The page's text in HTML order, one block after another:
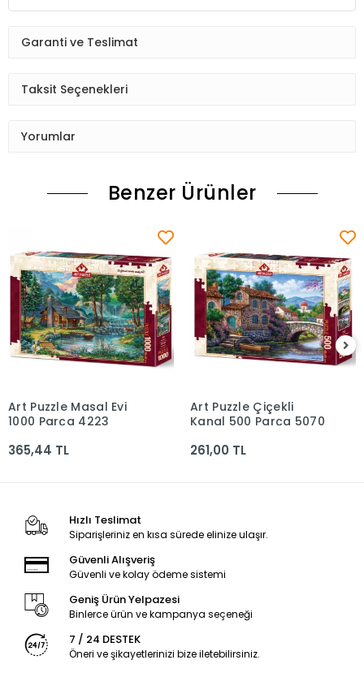
Garanti ve Teslimat
Taksit Seçenekleri
Yorumlar
Benzer Ürünler
Sepete Ekle
Art Puzzle Masal Evi
1000 Parça 4223
365,44 TL
Sepete Ekle
Art Puzzle Çiçekli
Kanal 500 Parça 5070
261,00 TL
Hızlı Teslimat
Siparişleriniz en kısa sürede elinize ulaşır.
Güvenli Alışveriş
Güvenli ve kolay ödeme sistemi
Geniş Ürün Yelpazesi
Binlerce ürün ve kampanya seçeneği
7 / 24 DESTEK
Öneri ve şikayetlerinizi bize iletebilirsiniz.